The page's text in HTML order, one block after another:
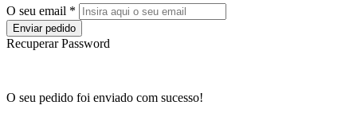
O seu email *
Enviar pedido
Recuperar Password
O seu pedido foi enviado com sucesso!